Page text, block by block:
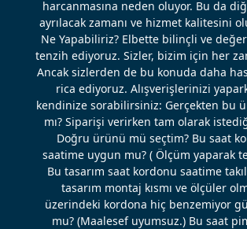
harcanmasına neden oluyor. Bu da
ayrılacak zamanı ve hizmet kalitesini
Ne Yapabiliriz? Elbette bilinçli ve
tenzih ediyoruz. Sizler, bizim için her
Ancak sizlerden de bu konuda daha
rica ediyoruz. Alışverişlerinizi
kendinize sorabilirsiniz: Gerçekten bu
mı? Siparişi verirken tam olarak
Doğru ürünü mü seçtim? Bu saat
saatime uygun mu? ( Ölçüm yaparak
Bu tasarım saat kordonu saatime
tasarım montaj kısmı ve ölçüler
üzerindeki kordona hiç benzemiyor
mu? (Maalesef uyumsuz.) Bu saat